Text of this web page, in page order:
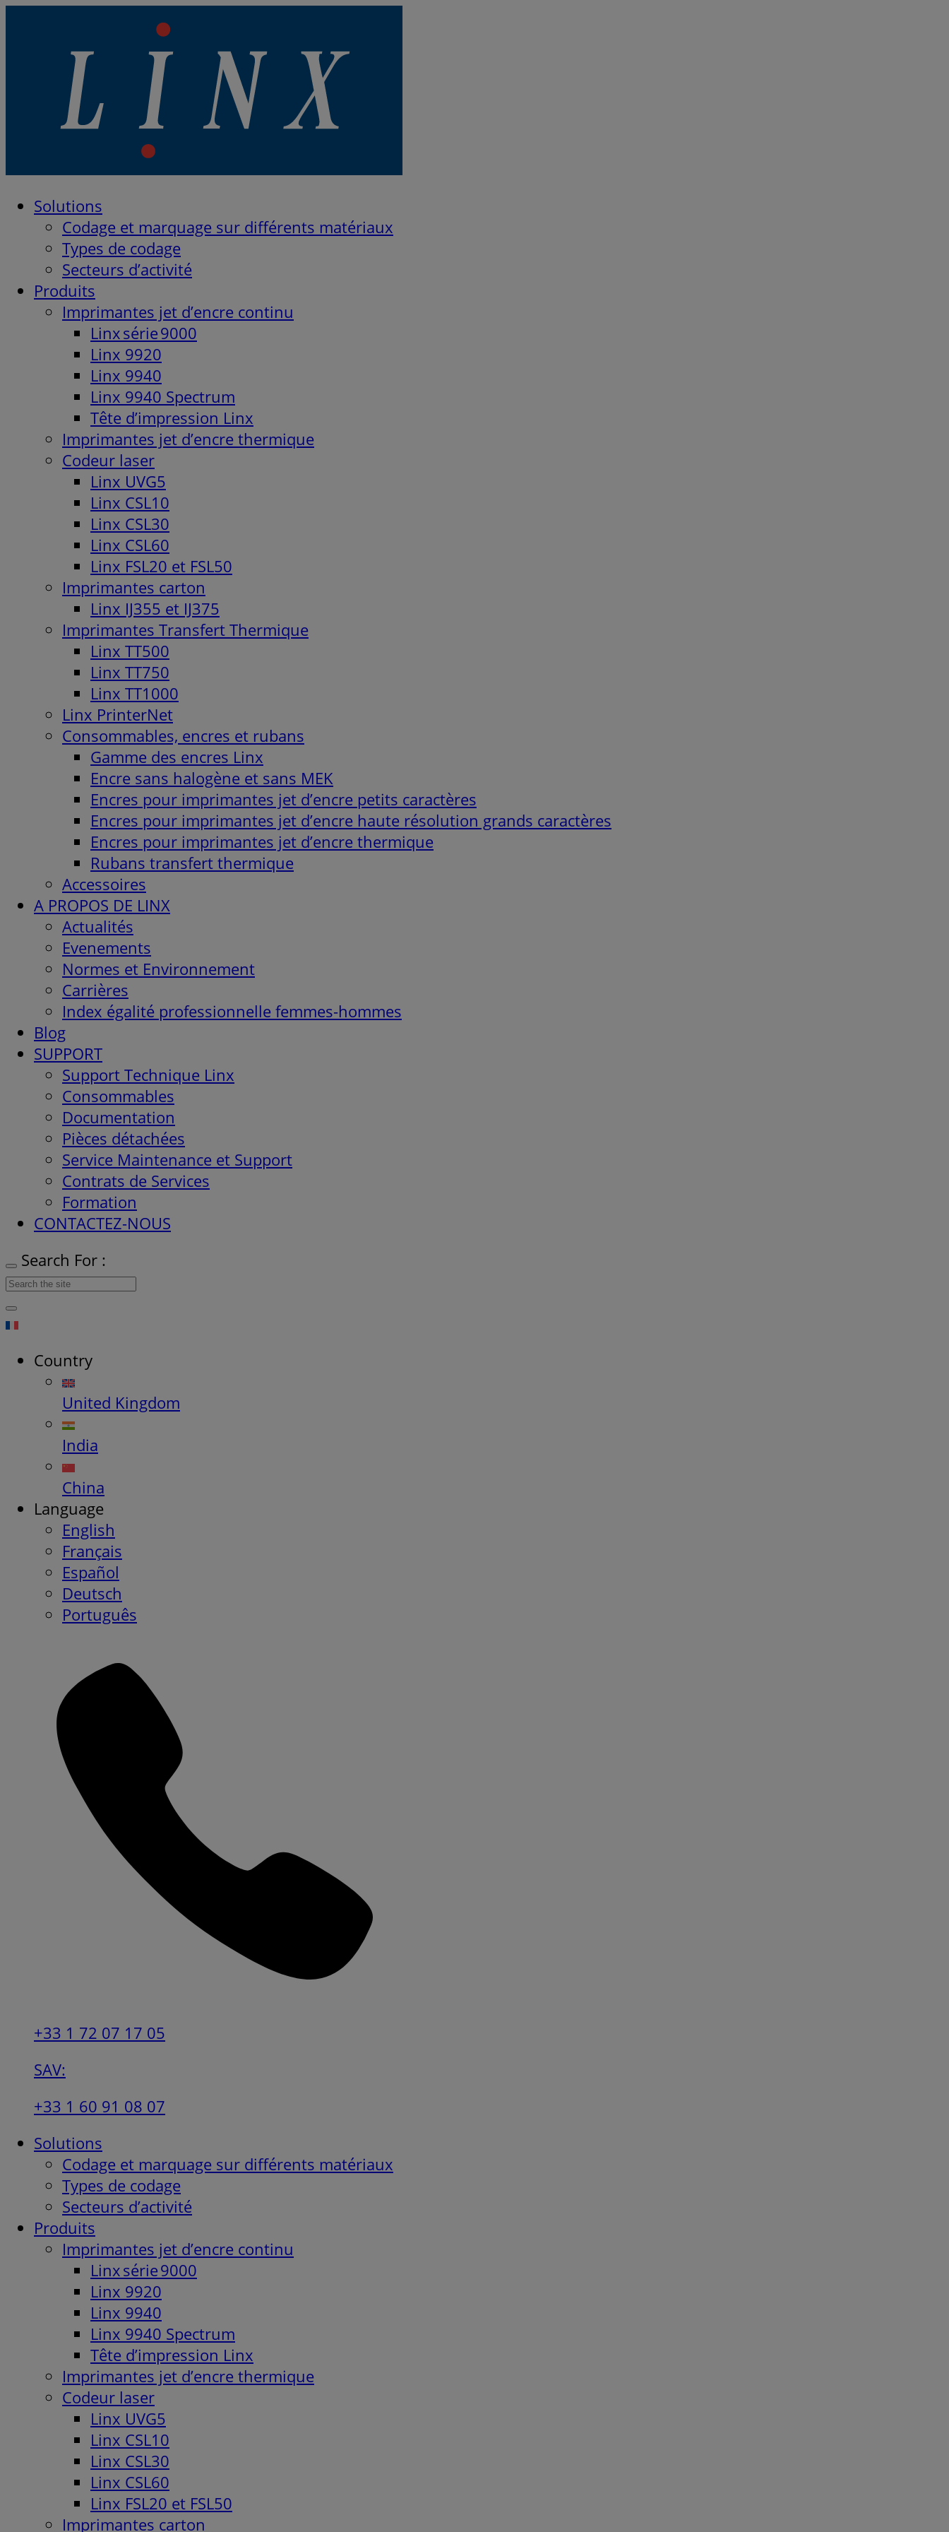
Linx Printing Technologies
Linx Printing Technologies
Solutions
Codage et marquage sur différents matériaux
Types de codage
Secteurs d’activité
Produits
Imprimantes jet d’encre continu
Linx série 9000
Linx 9920
Linx 9940
Linx 9940 Spectrum
Tête d’impression Linx
Imprimantes jet d’encre thermique
Codeur laser
Linx UVG5
Linx CSL10
Linx CSL30
Linx CSL60
Linx FSL20 et FSL50
Imprimantes carton
Linx IJ355 et IJ375
Imprimantes Transfert Thermique
Linx TT500
Linx TT750
Linx TT1000
Linx PrinterNet
Consommables, encres et rubans
Gamme des encres Linx
Encre sans halogène et sans MEK
Encres pour imprimantes jet d’encre petits caractères
Encres pour imprimantes jet d’encre haute résolution grands caractères
Encres pour imprimantes jet d’encre thermique
Rubans transfert thermique
Accessoires
A PROPOS DE LINX
Actualités
Evenements
Normes et Environnement
Carrières
Index égalité professionnelle femmes-hommes
Blog
SUPPORT
Support Technique Linx
Consommables
Documentation
Pièces détachées
Service Maintenance et Support
Contrats de Services
Formation
CONTACTEZ-NOUS
Search For :
Country
United Kingdom
India
China
Language
English
Français
Español
Deutsch
Português
+33 1 72 07 17 05
SAV:
+33 1 60 91 08 07
Solutions
Codage et marquage sur différents matériaux
Types de codage
Secteurs d’activité
Produits
Imprimantes jet d’encre continu
Linx série 9000
Linx 9920
Linx 9940
Linx 9940 Spectrum
Tête d’impression Linx
Imprimantes jet d’encre thermique
Codeur laser
Linx UVG5
Linx CSL10
Linx CSL30
Linx CSL60
Linx FSL20 et FSL50
Imprimantes carton